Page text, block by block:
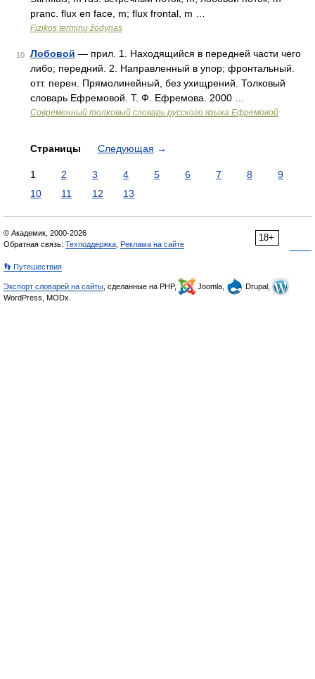
pranc. flux en face, m; flux frontal, m …
Fizikos terminų žodynas
10 Лобовой — прил. 1. Находящийся в передней части чего
либо; передний. 2. Направленный в упор; фронтальный.
отт. перен. Прямолинейный, без ухищрений. Толковый
словарь Ефремовой. Т. Ф. Ефремова. 2000 …
Современный толковый словарь русского языка Ефремовой
Страницы Следующая →
1 2 3 4 5 6 7 8
9
10
11 12 13
18+
© Академик, 2000-2026
Обратная связь: Техподдержка Реклама на сайте
👣 Путешествия
Экспорт словарей на сайты , сделанные на PHP, Joomla,
Drupal,
WordPress, MODx.